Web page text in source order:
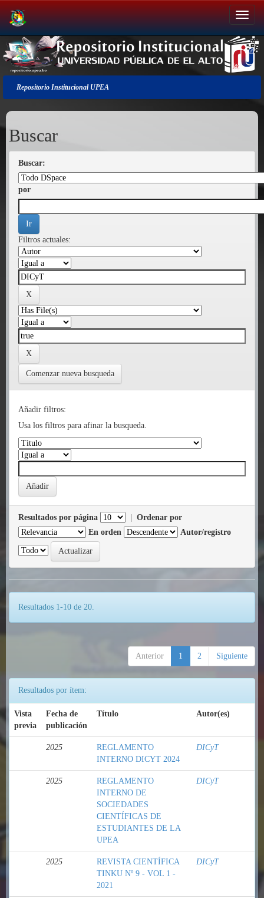
Salir
de
la
navegación
Repositorio Institucional UPEA
Buscar
Buscar:
por
Filtros actuales:
Comenzar nueva busqueda
Añadir filtros:
Usa los filtros para afinar la busqueda.
Resultados por página
Ordenar por
En orden
Autor/registro
Resultados 1-10 de 20.
Anterior 1 2 Siguiente
Resultados por ítem:
Vista
previa
Fecha de
publicación
Título Autor(es)
2025
REGLAMENTO
INTERNO DICYT 2024
DICyT
2025
REGLAMENTO
INTERNO DE
SOCIEDADES
CIENTÍFICAS DE
ESTUDIANTES DE LA
UPEA
DICyT
2025
REVISTA CIENTÍFICA
TINKU Nº 9 - VOL 1 -
2021
DICyT